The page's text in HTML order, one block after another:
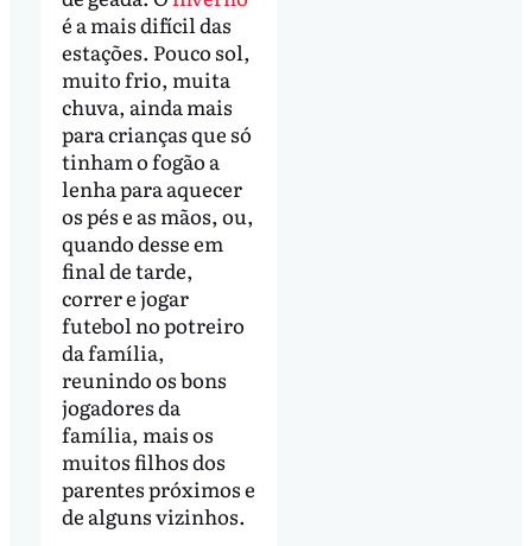
é a mais difícil das
estações. Pouco sol,
muito frio, muita
chuva, ainda mais
para crianças que só
tinham o fogão a
lenha para aquecer
os pés e as mãos, ou,
quando desse em
final de tarde,
correr e jogar
futebol no potreiro
da família,
reunindo os bons
jogadores da
família, mais os
muitos filhos dos
parentes próximos e
de alguns vizinhos.